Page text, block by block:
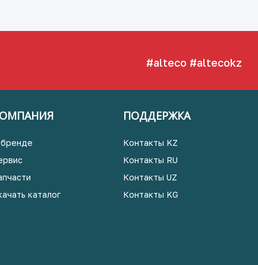
#alteco #altecokz
каталог
ПОДДЕРЖКА
Контакты KZ
Контакты RU
Контакты UZ
Контакты KG